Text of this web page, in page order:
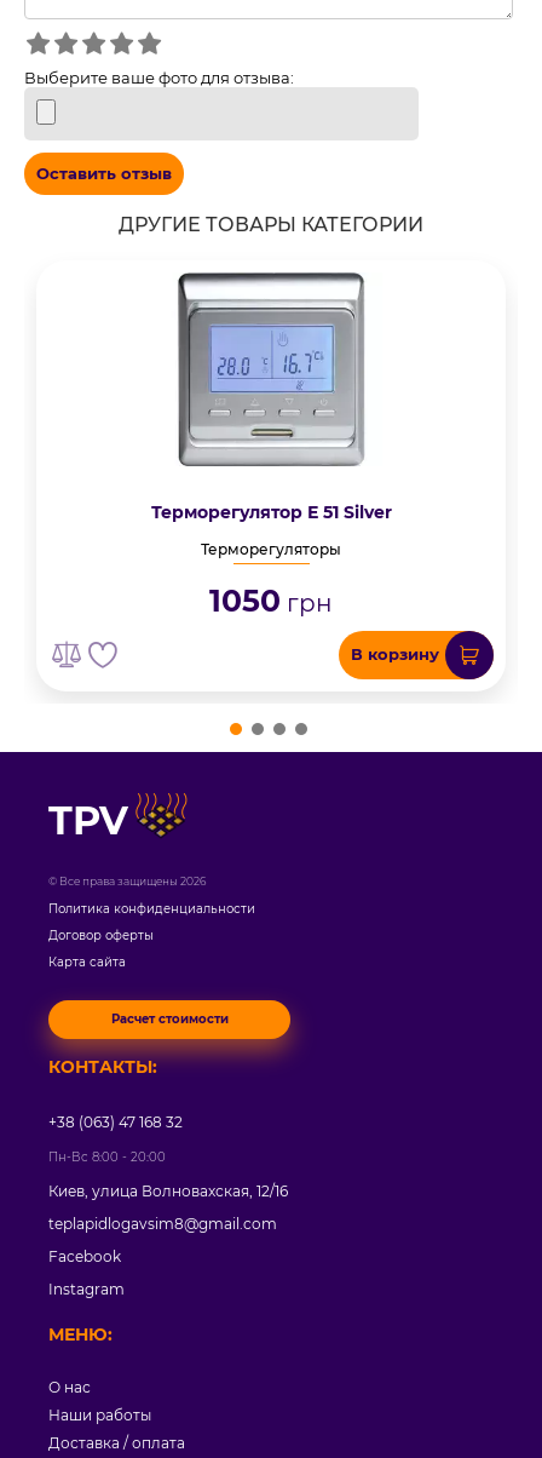
Выберите ваше фото для отзыва:
Оставить отзыв
ДРУГИЕ ТОВАРЫ КАТЕГОРИИ
Терморегулятор Е 51 Silver
Терморегуляторы
1050 грн
В корзину
TPV
© Все права защищены 2026
Политика конфиденциальности
Договор оферты
Карта сайта
Расчет стоимости
МЕНЮ:
О нас
Наши работы
Доставка / оплата
КОНТАКТЫ:
+38 (063) 47 168 32
Пн-Вс 8:00 - 20:00
Киев, улица Волновахская, 12/16
teplapidlogavsim8@gmail.com
Facebook
Instagram